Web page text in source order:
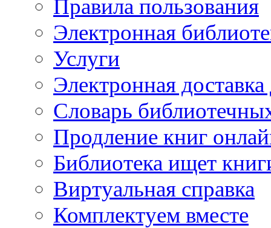
Правила пользования
Электронная
Услуги
Электронная
Словарь
Продление книг
Библиотека ищет
Виртуальная справка
Комплектуем вместе